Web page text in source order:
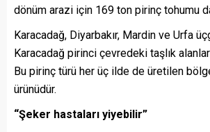
dönüm arazi için 169 ton pirinç tohumu
Karacadağ, Diyarbakır, Mardin ve Urfa
Karacadağ pirinci çevredeki taşlık
Bu pirinç türü her üç ilde de üretilen
ürünüdür.
“Şeker hastaları yiyebilir”